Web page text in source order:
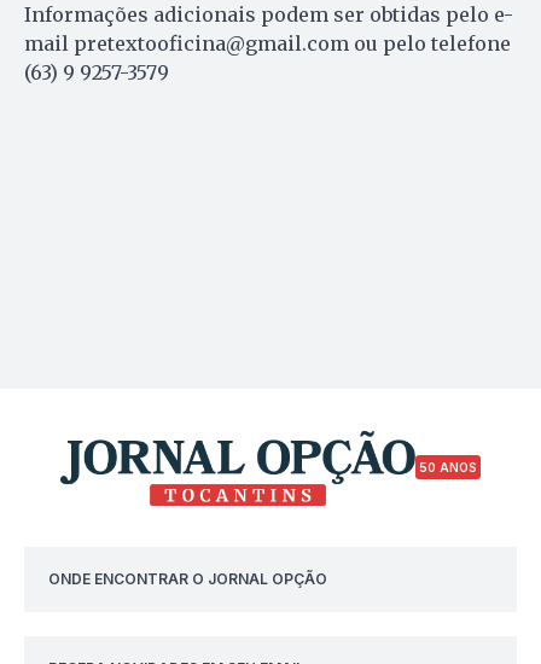
Informações adicionais podem ser obtidas pelo e-
mail pretextooficina@gmail.com ou pelo telefone
(63) 9 9257-3579
50 ANOS
ONDE ENCONTRAR O JORNAL OPÇÃO